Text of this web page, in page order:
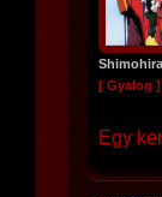
Shimohira
[ Gyalog ]
Egy